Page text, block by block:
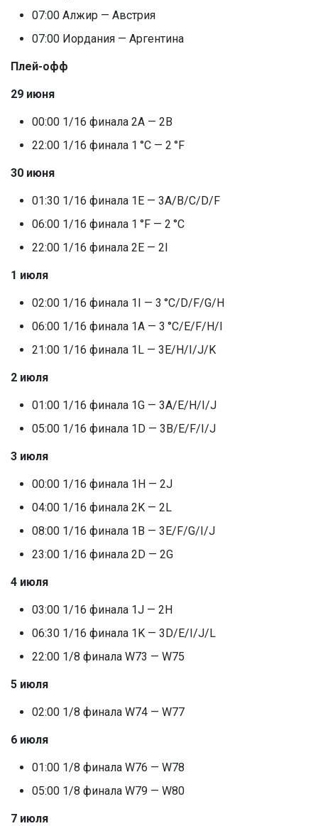
07:00 Алжир — Австрия
07:00 Иордания — Аргентина
Плей-офф
29 июня
00:00 1/16 финала 2A — 2B
22:00 1/16 финала 1 °C — 2 °F
30 июня
01:30 1/16 финала 1E — 3A/B/C/D/F
06:00 1/16 финала 1 °F — 2 °C
22:00 1/16 финала 2E — 2I
1 июля
02:00 1/16 финала 1I — 3 °C/D/F/G/H
06:00 1/16 финала 1A — 3 °C/E/F/H/I
21:00 1/16 финала 1L — 3E/H/I/J/K
2 июля
01:00 1/16 финала 1G — 3A/E/H/I/J
05:00 1/16 финала 1D — 3B/E/F/I/J
3 июля
00:00 1/16 финала 1H — 2J
04:00 1/16 финала 2K — 2L
08:00 1/16 финала 1B — 3E/F/G/I/J
23:00 1/16 финала 2D — 2G
4 июля
03:00 1/16 финала 1J — 2H
06:30 1/16 финала 1K — 3D/E/I/J/L
22:00 1/8 финала W73 — W75
5 июля
02:00 1/8 финала W74 — W77
6 июля
01:00 1/8 финала W76 — W78
05:00 1/8 финала W79 — W80
7 июля